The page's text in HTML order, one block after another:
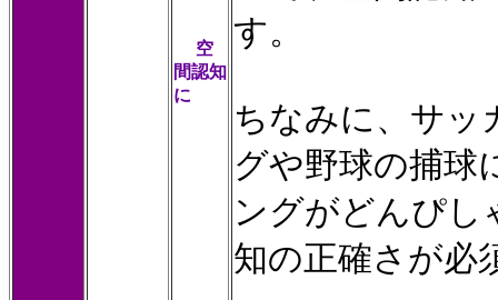
空
間認知
に
す。
ちなみに、サッ
グや野球の捕球
ングがどんぴし
知の正確さが必